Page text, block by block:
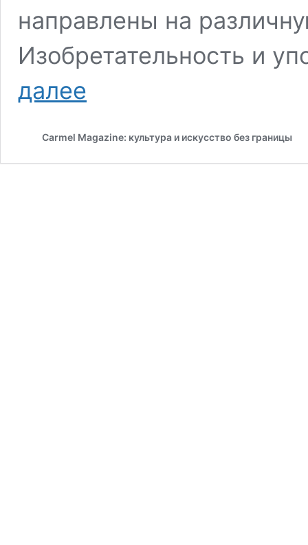
направлены на
Изобретательность и
далее
Рапапорт,
Атиас,
Сarmel Magazine: культура и искусство без границы